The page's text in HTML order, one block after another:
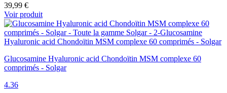
39,99 €
Voir produit
Glucosamine Hyaluronic acid Chondoïtin MSM complexe 60
comprimés - Solgar
4.36